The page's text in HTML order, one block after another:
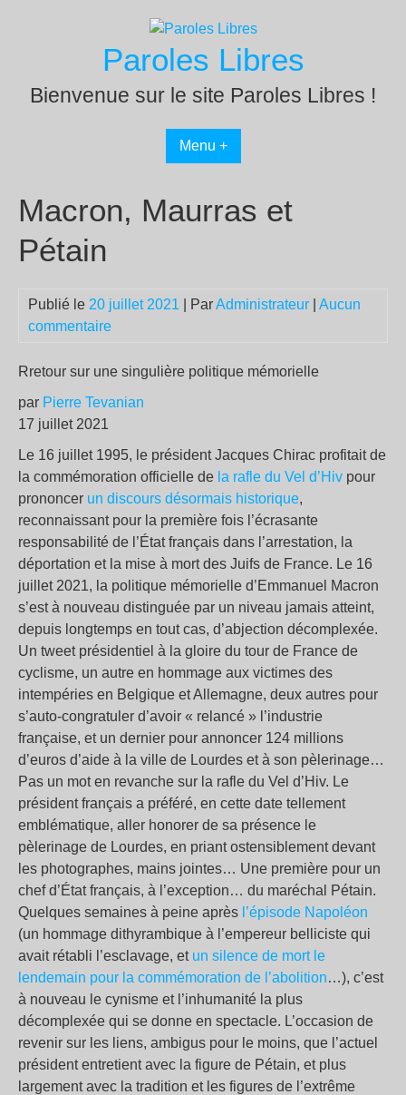
Paroles Libres
Bienvenue sur le site Paroles Libres !
Menu +
Macron, Maurras et
Pétain
Publié le 20 juillet 2021 | ParAdministrateur
Aucun
commentaire
Rretour sur une singulière politique mémorielle
par Pierre Tevanian
17 juillet 2021
Le 16 juillet 1995, le président Jacques Chirac profitait de
la commémoration officielle de la rafle du Vel d’Hiv pour
prononcer un discours désormais historique,
reconnaissant pour la première fois l’écrasante
responsabilité de l’État français dans l’arrestation, la
déportation et la mise à mort des Juifs de France. Le 16
juillet 2021, la politique mémorielle d’Emmanuel Macron
s’est à nouveau distinguée par un niveau jamais atteint,
depuis longtemps en tout cas, d’abjection décomplexée.
Un tweet présidentiel à la gloire du tour de France de
cyclisme, un autre en hommage aux victimes des
intempéries en Belgique et Allemagne, deux autres pour
s’auto-congratuler d’avoir « relancé » l’industrie
française, et un dernier pour annoncer 124 millions
d’euros d’aide à la ville de Lourdes et à son pèlerinage…
Pas un mot en revanche sur la rafle du Vel d’Hiv. Le
président français a préféré, en cette date tellement
emblématique, aller honorer de sa présence le
pèlerinage de Lourdes, en priant ostensiblement devant
les photographes, mains jointes… Une première pour un
chef d’État français, à l’exception… du maréchal Pétain.
Quelques semaines à peine après l’épisode Napoléon
(un hommage dithyrambique à l’empereur belliciste qui
avait rétabli l’esclavage, et un silence de mort le
lendemain pour la commémoration de l’abolition…), c’est
à nouveau le cynisme et l’inhumanité la plus
décomplexée qui se donne en spectacle. L’occasion de
revenir sur les liens, ambigus pour le moins, que l’actuel
président entretient avec la figure de Pétain, et plus
largement avec la tradition et les figures de l’extrême